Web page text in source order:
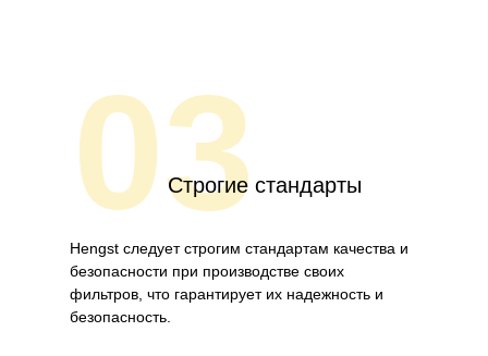
03Строгие стандарты
Hengst следует строгим стандартам качества и
безопасности при производстве своих
фильтров, что гарантирует их надежность и
безопасность.